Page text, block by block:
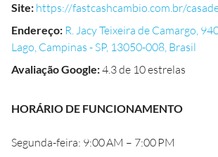
Site: https://fastcashcambio.com.br/
Endereço: R. Jacy Teixeira de Camargo,
Lago, Campinas - SP, 13050-008, Brasil
Avaliação Google:4.3 de 10 estrelas
HORÁRIO DE FUNCIONAMENTO
Segunda-feira: 9:00 AM – 7:00 PM